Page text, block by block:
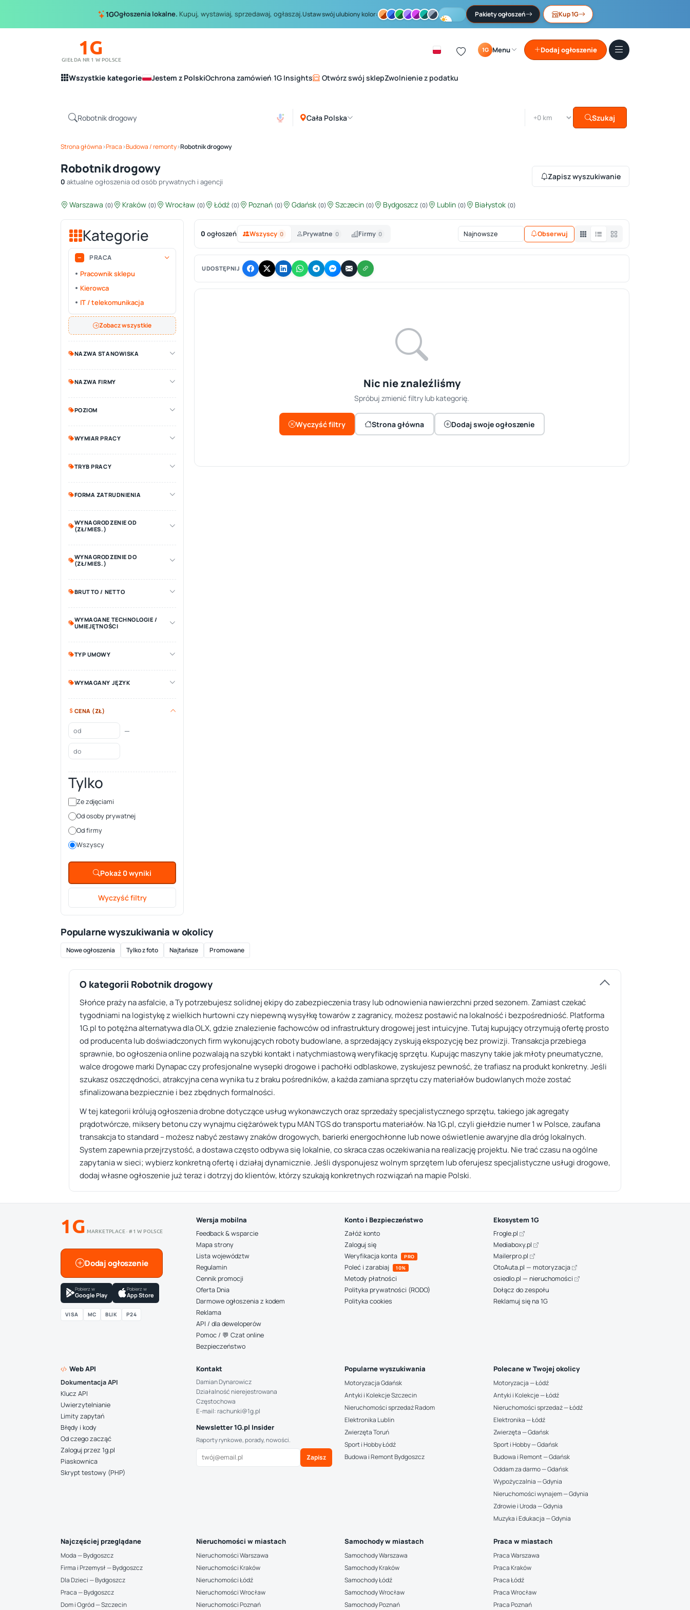
1GOgłoszenia lokalne. Kupuj, wystawiaj, sprzedawaj, ogłaszaj.Ustaw swój ulubiony kolor: Pakiety ogłoszeń Kup 1G
1G
GIEŁDA NR 1 W POLSCE
1G Menu Dodaj ogłoszenie
Wszystkie kategorie Jestem z PolskiOchrona zamówień 1G Insights Otwórz swój sklepZwolnienie z podatku
Cała Polska Szukaj
Strona główna›Praca›Budowa / remonty›Robotnik drogowy
Robotnik drogowy
0 aktualne ogłoszenia od osób prywatnych i agencji
Zapisz wyszukiwanie
Warszawa (0) Kraków (0) Wrocław (0) Łódź (0) Poznań (0) Gdańsk (0) Szczecin (0) Bydgoszcz (0) Lublin (0) Białystok (0)
Kategorie
PRACA
Pracownik sklepu
Kierowca
IT / telekomunikacja
Zobacz wszystkie
NAZWA STANOWISKA
NAZWA FIRMY
POZIOM
WYMIAR PRACY
TRYB PRACY
FORMA ZATRUDNIENIA
WYNAGRODZENIE OD
(ZŁ/MIES.)
WYNAGRODZENIE DO
(ZŁ/MIES.)
BRUTTO / NETTO
WYMAGANE TECHNOLOGIE /
UMIEJĘTNOŚCI
TYP UMOWY
WYMAGANY JĘZYK
CENA (ZŁ)
—
Tylko
Ze zdjęciami
Od osoby prywatnej
Od firmy
Wszyscy
Pokaż 0 wyniki
Wyczyść filtry
0 ogłoszeń Wszyscy 0 Prywatne 0 Firmy 0 Obserwuj
UDOSTĘPNIJ
Nic nie znaleźliśmy
Spróbuj zmienić filtry lub kategorię.
Wyczyść filtry Strona główna Dodaj swoje ogłoszenie
Popularne wyszukiwania w okolicy
Nowe ogłoszenia Tylko z foto Najtańsze Promowane
O kategorii Robotnik drogowy
Słońce praży na asfalcie, a Ty potrzebujesz solidnej ekipy do zabezpieczenia trasy lub odnowienia nawierzchni przed sezonem. Zamiast czekać
tygodniami na logistykę z wielkich hurtowni czy niepewną wysyłkę towarów z zagranicy, możesz postawić na lokalność i bezpośredniość. Platforma
1G.pl to potężna alternatywa dla OLX, gdzie znalezienie fachowców od infrastruktury drogowej jest intuicyjne. Tutaj kupujący otrzymują ofertę prosto
od producenta lub doświadczonych firm wykonujących roboty budowlane, a sprzedający zyskują ekspozycję bez prowizji. Transakcja przebiega
sprawnie, bo ogłoszenia online pozwalają na szybki kontakt i natychmiastową weryfikację sprzętu. Kupując maszyny takie jak młoty pneumatyczne,
walce drogowe marki Dynapac czy profesjonalne wysepki drogowe i pachołki odblaskowe, zyskujesz pewność, że trafiasz na produkt konkretny. Jeśli
szukasz oszczędności, atrakcyjna cena wynika tu z braku pośredników, a każda zamiana sprzętu czy materiałów budowlanych może zostać
sfinalizowana bezpiecznie i bez zbędnych formalności.
W tej kategorii królują ogłoszenia drobne dotyczące usług wykonawczych oraz sprzedaży specjalistycznego sprzętu, takiego jak agregaty
prądotwórcze, miksery betonu czy wynajmu ciężarówek typu MAN TGS do transportu materiałów. Na 1G.pl, czyli giełdzie numer 1 w Polsce, zaufana
transakcja to standard – możesz nabyć zestawy znaków drogowych, barierki energochłonne lub nowe oświetlenie awaryjne dla dróg lokalnych.
System zapewnia przejrzystość, a dostawa często odbywa się lokalnie, co skraca czas oczekiwania na realizację projektu. Nie trać czasu na ogólne
zapytania w sieci; wybierz konkretną ofertę i działaj dynamicznie. Jeśli dysponujesz wolnym sprzętem lub oferujesz specjalistyczne usługi drogowe,
dodaj własne ogłoszenie już teraz i dotrzyj do klientów, którzy szukają konkretnych rozwiązań na mapie Polski.
1G MARKETPLACE · #1 W POLSCE
Dodaj ogłoszenie
Pobierz w
Google Play
Pobierz w
App Store
VISA MC BLIK P24
Wersja mobilna
Feedback & wsparcie
Mapa strony
Lista województw
Regulamin
Cennik promocji
Oferta Dnia
Darmowe ogłoszenia z kodem
Reklama
API / dla deweloperów
Pomoc / 💬 Czat online
Bezpieczeństwo
Konto i Bezpieczeństwo
Załóż konto
Zaloguj się
Weryfikacja konta
PRO
Poleć i zarabiaj 10%
Metody płatności
Polityka prywatności (RODO)
Polityka cookies
Ekosystem 1G
Frogle.pl
Mediaboxy.pl
Mailerpro.pl
OtoAuta.pl — motoryzacja
osiedlo.pl — nieruchomości
Dołącz do zespołu
Reklamuj się na 1G
Web API
Dokumentacja API
Klucz API
Uwierzytelnianie
Limity zapytań
Błędy i kody
Od czego zacząć
Zaloguj przez 1g.pl
Piaskownica
Skrypt testowy (PHP)
Kontakt
Damian Dynarowicz
Działalność nierejestrowana
Częstochowa
E-mail: rachunki@1g.pl
Newsletter 1G.pl Insider
Raporty rynkowe, porady, nowości.
Zapisz
Popularne wyszukiwania
Motoryzacja Gdańsk
Antyki i Kolekcje Szczecin
Nieruchomości sprzedaż Radom
Elektronika Lublin
Zwierzęta Toruń
Sport i Hobby Łódź
Budowa i Remont Bydgoszcz
Polecane w Twojej okolicy
Motoryzacja — Łódź
Antyki i Kolekcje — Łódź
Nieruchomości sprzedaż — Łódź
Elektronika — Łódź
Zwierzęta — Gdańsk
Sport i Hobby — Gdańsk
Budowa i Remont — Gdańsk
Oddam za darmo — Gdańsk
Wypożyczalnia — Gdynia
Nieruchomości wynajem — Gdynia
Zdrowie i Uroda — Gdynia
Muzyka i Edukacja — Gdynia
Najczęściej przeglądane
Moda — Bydgoszcz
Firma i Przemysł — Bydgoszcz
Dla Dzieci — Bydgoszcz
Praca — Bydgoszcz
Dom i Ogród — Szczecin
Nieruchomości w miastach
Nieruchomości Warszawa
Nieruchomości Kraków
Nieruchomości Łódź
Nieruchomości Wrocław
Nieruchomości Poznań
Samochody w miastach
Samochody Warszawa
Samochody Kraków
Samochody Łódź
Samochody Wrocław
Samochody Poznań
Praca w miastach
Praca Warszawa
Praca Kraków
Praca Łódź
Praca Wrocław
Praca Poznań